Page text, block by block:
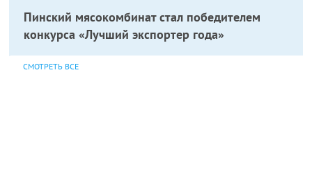
Пинский мясокомбинат стал победителем
конкурса «Лучший экспортер года»
СМОТРЕТЬ ВСЕ